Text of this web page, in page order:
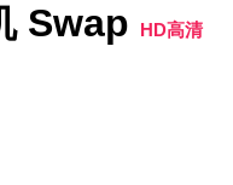
Swap HD高清